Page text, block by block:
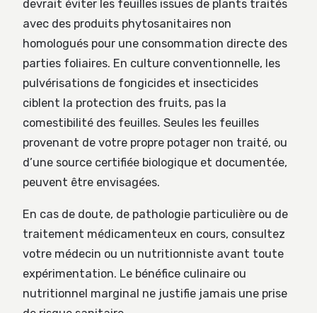
devrait éviter les feuilles issues de plants traités
avec des produits phytosanitaires non
homologués pour une consommation directe des
parties foliaires. En culture conventionnelle, les
pulvérisations de fongicides et insecticides
ciblent la protection des fruits, pas la
comestibilité des feuilles. Seules les feuilles
provenant de votre propre potager non traité, ou
d’une source certifiée biologique et documentée,
peuvent être envisagées.
En cas de doute, de pathologie particulière ou de
traitement médicamenteux en cours, consultez
votre médecin ou un nutritionniste avant toute
expérimentation. Le bénéfice culinaire ou
nutritionnel marginal ne justifie jamais une prise